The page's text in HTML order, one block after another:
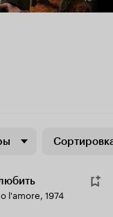
l'amore, 1974